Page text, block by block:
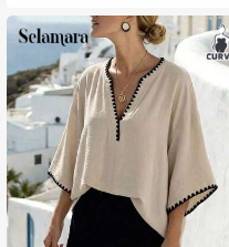
적합, 봄과 여름에 이상적.